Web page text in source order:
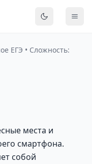
ЕГЭ • Сложность:
места и
смартфона.
собой